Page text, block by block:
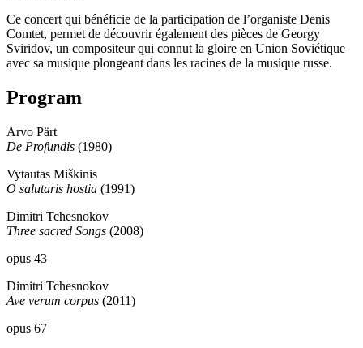
Ce concert qui bénéficie de la participation de l’organiste Denis
Comtet, permet de découvrir également des pièces de Georgy
Sviridov, un compositeur qui connut la gloire en Union Soviétique
avec sa musique plongeant dans les racines de la musique russe.
Program
Arvo Pärt
De Profundis (1980)
Vytautas Miškinis
O salutaris hostia (1991)
Dimitri Tchesnokov
Three sacred Songs (2008)
opus 43
Dimitri Tchesnokov
Ave verum corpus (2011)
opus 67